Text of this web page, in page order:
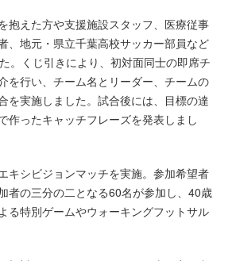
抱えた方や支援施設スタッフ、医療従事
、地元・県立千葉高校サッカー部員など
。くじ引きにより、初対面同士の即席チ
を行い、チーム名とリーダー、チームの
を実施しました。試合後には、目標の達
作ったキャッチフレーズを発表しまし
キシビジョンマッチを実施。参加希望者
者の三分の二となる60名が参加し、40歳
る特別ゲームやウォーキングフットサル